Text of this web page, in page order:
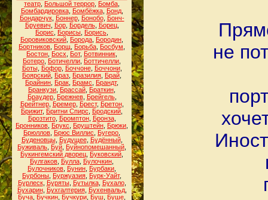
театр Большой террор Бомба
Бомбардировка, Бомбёжка, Бонд,
Бондарчук, Боннер, Бонобо, Бонч-
Бруевич
Бор, Бордель, Борец,
Борис
Борисы Борись
Боровиковский Борода Бородин
Бортников Борщ Борьба Босбум
Бостон Босх Бот, Ботвинник
Ботеро Ботичелли Боттичелли
Боты, Бофор, Боччоне, Боччони,
Боярский Браз Бразилия Брай
Брайнин Брак Брамс Брандт,
Бранкузи Брассай Браткин
Браудер, Брежнев, Брейгель,
Брейтнер, Бремер, Брест, Бретон,
Брижит, Бритни Спирс Бродский
Брозтито, Бромптон, Бронза,
Бронников Брукс Бруштейн Брюки
Брюллов Брюс Виллис Бугеро
Буденовцы, Будущее, Будённый,
Буживаль Буй Буйнопомешанный
Букингемский дворец Буковский
Булгаков Булла Булочкин
Булочников Бунин Бурбаки
Бурбоны Буржуазия Бурк-Уайт,
Бурлеск, Буряты, Бутылка, Бухало,
Бухарин, Бухгалтерия, Бухенвальд,
Буча Бучкин Бучкури Буш Буше
не